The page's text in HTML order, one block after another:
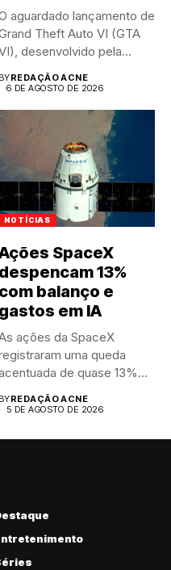
aguardado lançamento de
Theft Auto VI (GTA
desenvolvido pela...
BYREDAÇÃO ACNE
6 DE AGOSTO DE 2026
NOTÍCIAS
SpaceX
despencam 13%
com balanço e
gastos em IA
ações da SpaceX
uma queda
de quase 13%
BYREDAÇÃO ACNE
5 DE AGOSTO DE 2026